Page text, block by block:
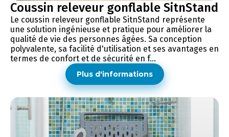
Coussin releveur gonflable SitnStand
Le coussin releveur gonflable SitnStand représente
une solution ingénieuse et pratique pour améliorer la
qualité de vie des personnes âgées. Sa conception
polyvalente, sa facilité d'utilisation et ses avantages en
termes de confort et de sécurité en f...
Plus d'informations